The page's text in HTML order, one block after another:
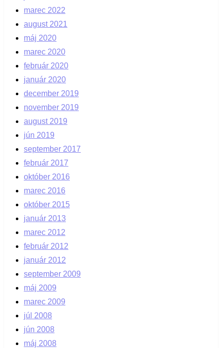
marec 2022
august 2021
máj 2020
marec 2020
február 2020
január 2020
december 2019
november 2019
august 2019
jún 2019
september 2017
február 2017
október 2016
marec 2016
október 2015
január 2013
marec 2012
február 2012
január 2012
september 2009
máj 2009
marec 2009
júl 2008
jún 2008
máj 2008